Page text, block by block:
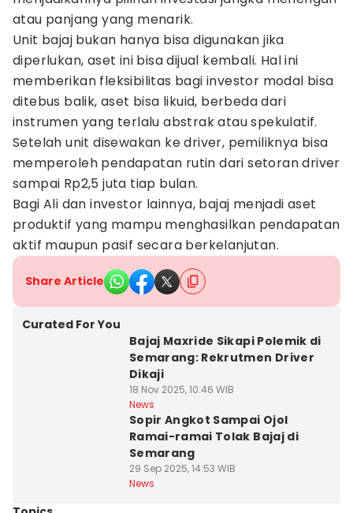
atau panjang yang menarik.
Unit bajaj bukan hanya bisa digunakan jika
diperlukan, aset ini bisa dijual kembali. Hal ini
memberikan fleksibilitas bagi investor modal bisa
ditebus balik, aset bisa likuid, berbeda dari
instrumen yang terlalu abstrak atau spekulatif.
Setelah unit disewakan ke driver, pemiliknya bisa
memperoleh pendapatan rutin dari setoran driver
sampai Rp2,5 juta tiap bulan.
Bagi Ali dan investor lainnya, bajaj menjadi aset
produktif yang mampu menghasilkan pendapatan
aktif maupun pasif secara berkelanjutan.
Share Article
Curated For You
Bajaj Maxride Sikapi Polemik di
Semarang: Rekrutmen Driver
Dikaji
18 Nov 2025, 10:46 WIB
News
Sopir Angkot Sampai Ojol
Ramai-ramai Tolak Bajaj di
Semarang
29 Sep 2025, 14:53 WIB
News